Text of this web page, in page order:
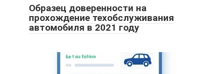
Образец доверенности на
прохождение техобслуживания
автомобиля в 2021 году